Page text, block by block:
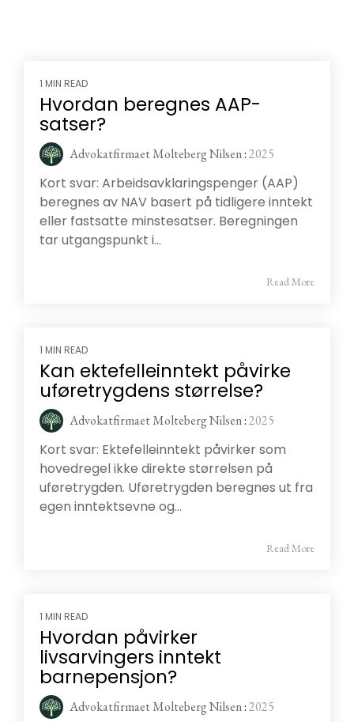
1 MIN READ
Hvordan beregnes AAP-
satser?
Advokatfirmaet Molteberg Nilsen:2025
Kort svar: Arbeidsavklaringspenger (AAP)
beregnes av NAV basert på tidligere inntekt
eller fastsatte minstesatser. Beregningen
tar utgangspunkt i...
Read More
1 MIN READ
Kan ektefelleinntekt påvirke
uføretrygdens størrelse?
Advokatfirmaet Molteberg Nilsen:2025
Kort svar: Ektefelleinntekt påvirker som
hovedregel ikke direkte størrelsen på
uføretrygden. Uføretrygden beregnes ut fra
egen inntektsevne og...
Read More
1 MIN READ
Hvordan påvirker
livsarvingers inntekt
barnepensjon?
Advokatfirmaet Molteberg Nilsen:2025